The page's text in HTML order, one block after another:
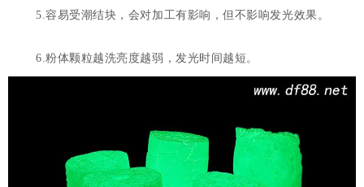
5.容易受潮结块，会对加工有影响，但不影响发光效果。
6.粉体颗粒越洗亮度越弱，发光时间越短。